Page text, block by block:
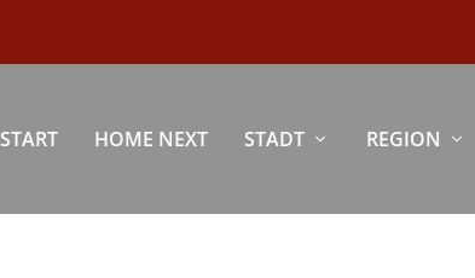
START HOME NEXT STADT REGION